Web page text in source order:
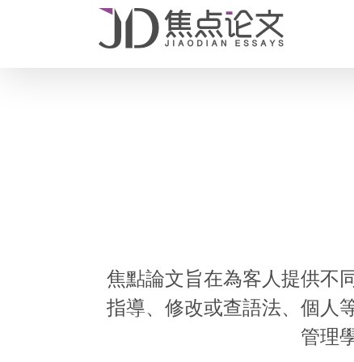
焦點論文旨在為客人提供不
指導、修改或查語法、個人
管理